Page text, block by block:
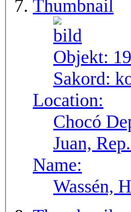
Thumbnail
Objekt:
Sakord:
Location:
Chocó
Juan,
Name:
Wassén,